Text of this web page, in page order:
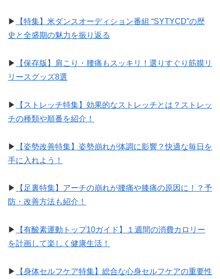
▶︎
【特集】米ダンスオーディション番組 “SYTYCD”の歴
史と全盛期の魅力を振り返る
▶︎
【保存版】肩こり・腰痛もスッキリ！選りすぐり筋膜リ
リースグッズ8選
▶︎
【ストレッチ特集】効果的なストレッチとは？ストレッ
チの種類や順番を紹介！
▶︎
【姿勢改善特集】姿勢崩れが体調に影響？快適な毎日を
手に入れよう！
▶︎
【足裏特集】アーチの崩れが腰痛や膝痛の原因に！？予
防・改善方法も紹介！
▶︎
【有酸素運動トップ10ガイド】１週間の消費カロリー
を計画して楽しく健康生活！
▶︎
【身体セルフケア特集】総合な心身セルフケアの重要性